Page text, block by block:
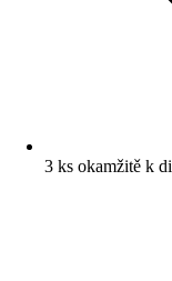
3 ks okamžitě k